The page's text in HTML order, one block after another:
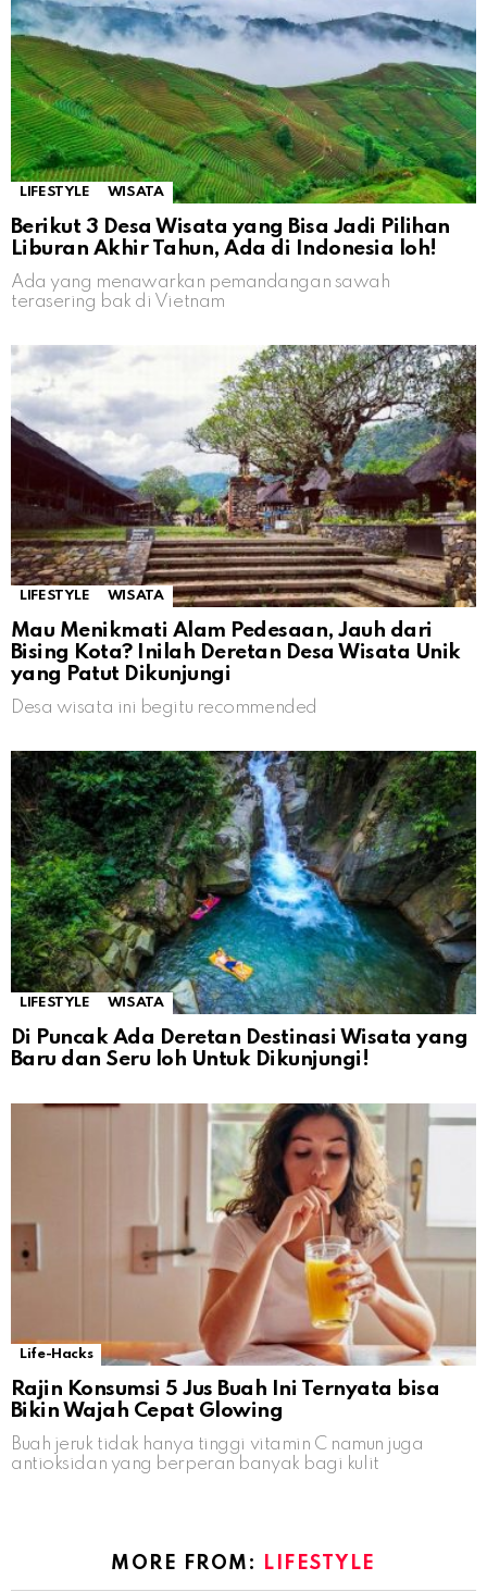
LIFESTYLE WISATA
Berikut 3 Desa Wisata yang Bisa Jadi Pilihan
Liburan Akhir Tahun, Ada di Indonesia loh!
Ada yang menawarkan pemandangan sawah
terasering bak di Vietnam
LIFESTYLE WISATA
Mau Menikmati Alam Pedesaan, Jauh dari
Bising Kota? Inilah Deretan Desa Wisata Unik
yang Patut Dikunjungi
Desa wisata ini begitu recommended
LIFESTYLE WISATA
Di Puncak Ada Deretan Destinasi Wisata yang
Baru dan Seru loh Untuk Dikunjungi!
Life-Hacks
Rajin Konsumsi 5 Jus Buah Ini Ternyata bisa
Bikin Wajah Cepat Glowing
Buah jeruk tidak hanya tinggi vitamin C namun juga
antioksidan yang berperan banyak bagi kulit
MORE FROM: LIFESTYLE